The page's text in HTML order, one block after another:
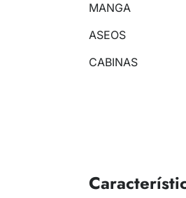
MANGA
ASEOS
CABINAS